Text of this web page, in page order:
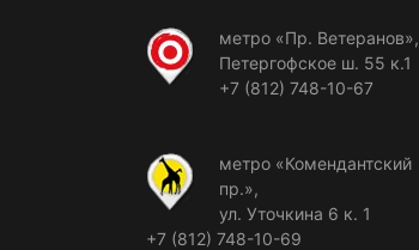
метро «Пр. Ветеранов»,
Петергофское ш. 55 к.1
+7 (812) 748-10-67
метро «Комендантский
пр.»,
ул. Уточкина 6 к. 1
+7 (812) 748-10-69